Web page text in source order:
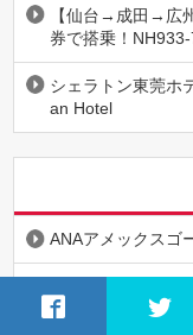
【仙台→成田→広
券で搭乗！
シェラトン東莞ホ
an Hotel
ANAアメックスゴ